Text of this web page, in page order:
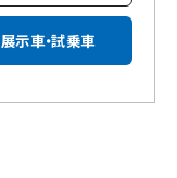
展示車・試乗車